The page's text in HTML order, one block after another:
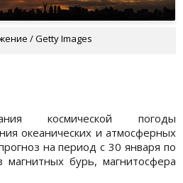
/ Getty Images
космической погоды
океанических и атмосферных
на период с 30 января по
бурь, магнитосфера